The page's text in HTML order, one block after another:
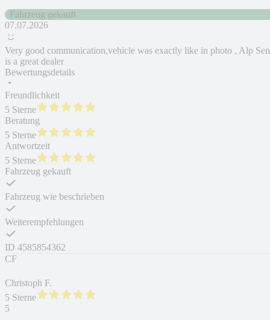
Fahrzeug gekauft
07.07.2026
Very good communication,vehicle was exactly like in photo , Alp Sen
is a great dealer
Bewertungsdetails
Freundlichkeit
5 Sterne
Beratung
5 Sterne
Antwortzeit
5 Sterne
Fahrzeug gekauft
Fahrzeug wie beschrieben
Weiterempfehlungen
ID 4585854362
CF
Christoph F.
5 Sterne
5